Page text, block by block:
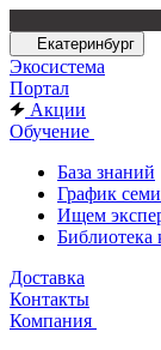
Екатеринбург
Экосистема
Портал
Акции
Обучение
База знаний
График
Ищем
Библиотека
Доставка
Контакты
Компания